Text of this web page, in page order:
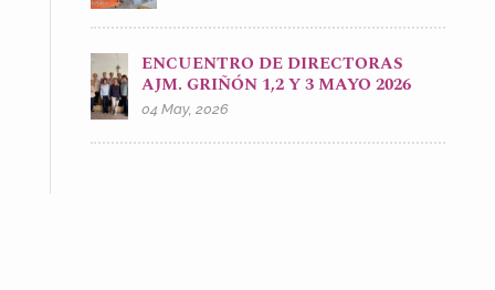
ENCUENTRO DE DIRECTORAS
AJM. GRIÑÓN 1,2 Y 3 MAYO 2026
04 May, 2026